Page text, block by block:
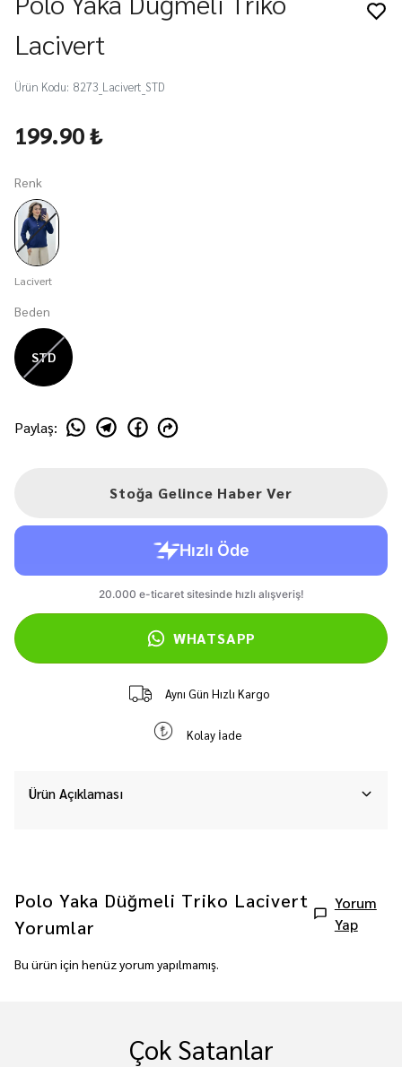
Lacivert
Ürün Kodu: 8273_Lacivert_STD
199.90 ₺
Renk
Lacivert
Beden
STD
Paylaş:
Stoğa Gelince Haber Ver
WHATSAPP
Aynı Gün Hızlı Kargo
Kolay İade
Ürün Açıklaması
Polo Yaka Düğmeli Triko Lacivert
Yorumlar
Yorum
Yap
Bu ürün için henüz yorum yapılmamış.
Çok Satanlar